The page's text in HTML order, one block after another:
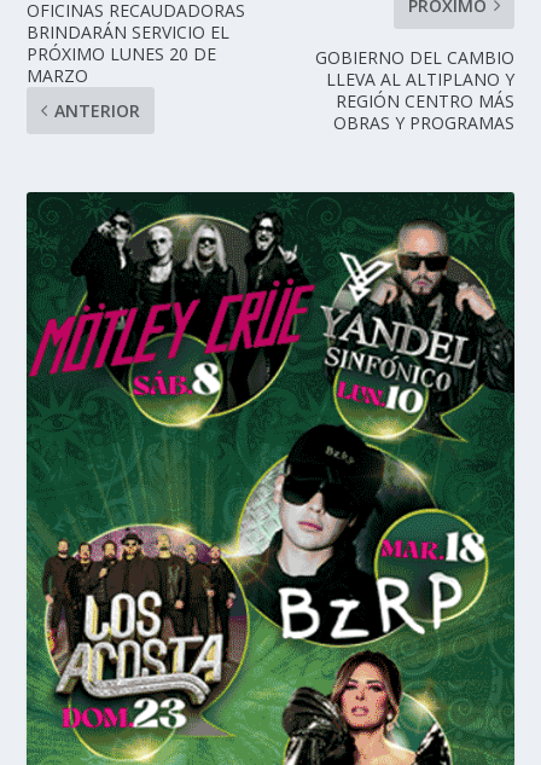
OFICINAS RECAUDADORAS
BRINDARÁN SERVICIO EL
PRÓXIMO LUNES 20 DE
MARZO
ANTERIOR
PRÓXIMO
GOBIERNO DEL CAMBIO
LLEVA AL ALTIPLANO Y
REGIÓN CENTRO MÁS
OBRAS Y PROGRAMAS